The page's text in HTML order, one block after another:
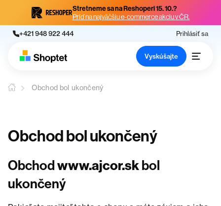
Stretneme sa na Reshoperi 15. 10.?
Príď na najväčšiu e-commerce akciu v ČR.
+421 948 922 444 Prihlásiť sa
Vyskúšajte
Obchod bol ukončený
Obchod bol ukončený
Obchodwww.ajcor.skbol
ukončený